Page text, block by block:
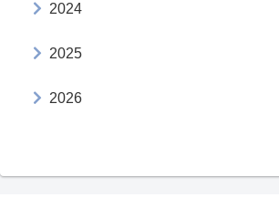
2024
2025
2026